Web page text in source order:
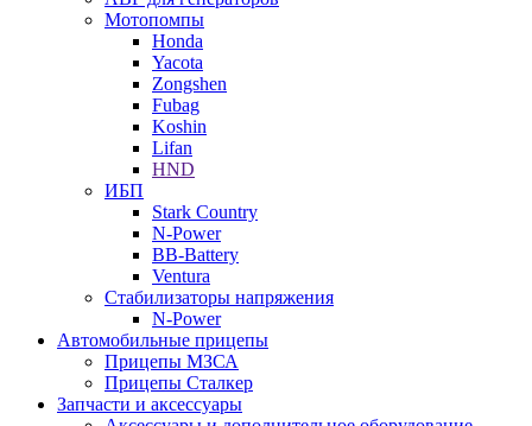
Мотопомпы
Honda
Yacota
Zongshen
Fubag
Koshin
Lifan
HND
ИБП
Stark Country
N-Power
BB-Battery
Ventura
Стабилизаторы напряжения
N-Power
Автомобильные прицепы
Прицепы МЗСА
Прицепы Сталкер
Запчасти и аксессуары